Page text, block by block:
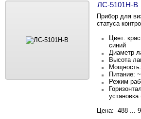
ЛС-5101Н-В
Прибор для
статуса
Цвет:
синий
Диаметр
Высота
Питание:
Режим
установка
Цена: 488 ...